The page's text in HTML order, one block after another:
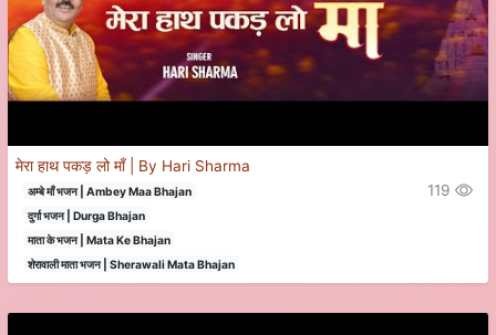
मेरा हाथ पकड़ लो माँ | By Hari Sharma
अम्बे माँ भजन | Ambey Maa Bhajan
दुर्गा भजन | Durga Bhajan
माता के भजन | Mata Ke Bhajan
शेरावाली माता भजन | Sherawali Mata Bhajan
119